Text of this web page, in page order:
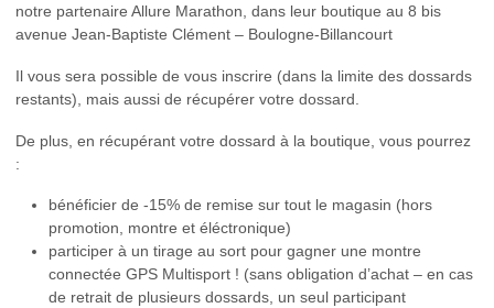
notre partenaire Allure Marathon, dans leur boutique au 8 bis
avenue Jean-Baptiste Clément – Boulogne-Billancourt
Il vous sera possible de vous inscrire (dans la limite des dossards
restants), mais aussi de récupérer votre dossard.
De plus, en récupérant votre dossard à la boutique, vous pourrez
:
bénéficier de -15% de remise sur tout le magasin (hors
promotion, montre et éléctronique)
participer à un tirage au sort pour gagner une montre
connectée GPS Multisport ! (sans obligation d’achat – en cas
de retrait de plusieurs dossards, un seul participant